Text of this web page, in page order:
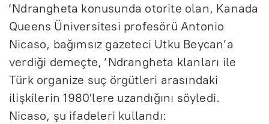
‘Ndrangheta konusunda otorite olan, Kanada
Queens Üniversitesi profesörü Antonio
Nicaso, bağımsız gazeteci Utku Beycan’a
verdiği demeçte, ‘Ndrangheta klanları ile
Türk organize suç örgütleri arasındaki
ilişkilerin 1980'lere uzandığını söyledi.
Nicaso, şu ifadeleri kullandı: